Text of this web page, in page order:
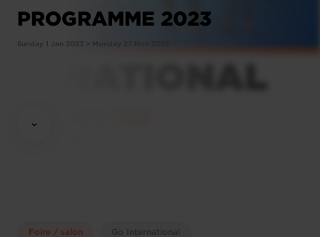
PROGRAMME 2023
Sunday 1 Jan 2023 > Monday 27 Nov 2023
Foire / salon Go International